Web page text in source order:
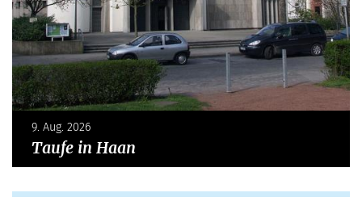
9. Aug. 2026
Taufe in Haan